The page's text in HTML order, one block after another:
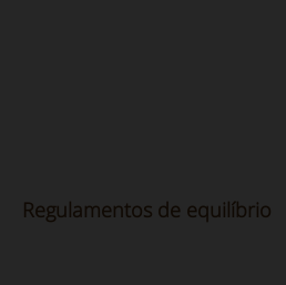
Regulamentos de equilíbrio